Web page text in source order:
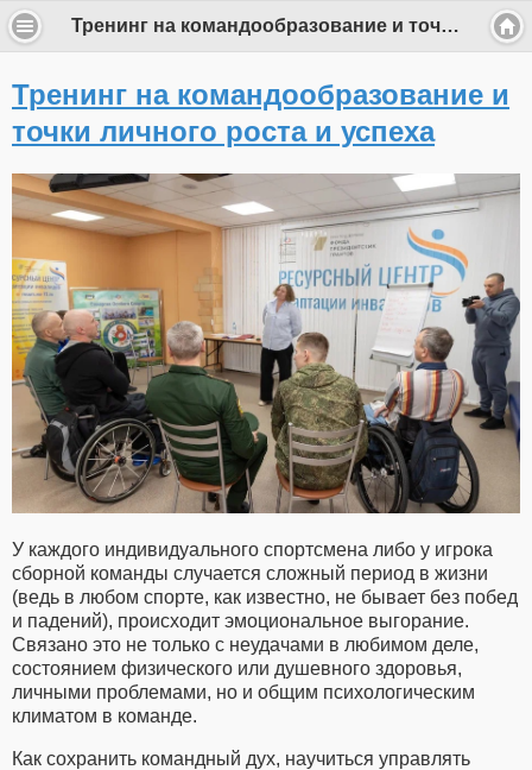
Тренинг на командообразование и точки личного роста и успеха
Тренинг на командообразование и
точки личного роста и успеха
У каждого индивидуального спортсмена либо у игрока
сборной команды случается сложный период в жизни
(ведь в любом спорте, как известно, не бывает без побед
и падений), происходит эмоциональное выгорание.
Связано это не только с неудачами в любимом деле,
состоянием физического или душевного здоровья,
личными проблемами, но и общим психологическим
климатом в команде.
Как сохранить командный дух, научиться управлять